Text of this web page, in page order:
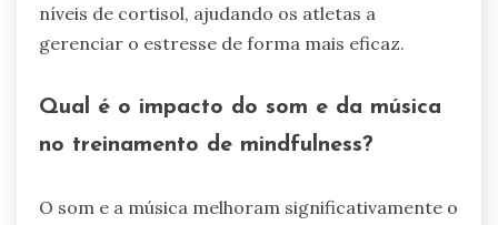
níveis de cortisol, ajudando os atletas a
gerenciar o estresse de forma mais eficaz.
Qual é o impacto do som e da música
no treinamento de mindfulness?
O som e a música melhoram significativamente o